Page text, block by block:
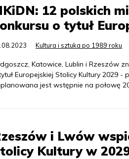
12 polskich
o tytuł
Kultura i sztuka po 1989 roku
Katowice, Lublin i Rzeszów
Europejskiej Stolicy Kultury 2029
jest wstępnie na połowę
i Lwów
Kultury w